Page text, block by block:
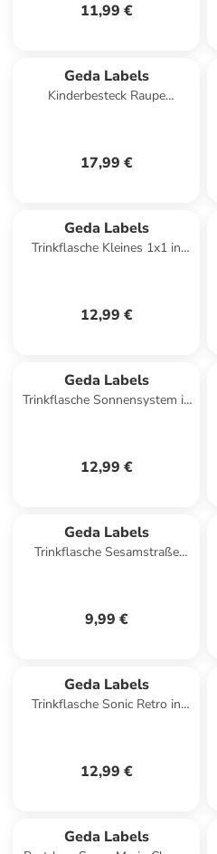
11,99 €
Geda Labels
Kinderbesteck Raupe
17,99 €
Geda Labels
Trinkflasche Kleines 1x1 in
12,99 €
Geda Labels
Trinkflasche Sonnensystem in
12,99 €
Geda Labels
Trinkflasche Sesamstraße
9,99 €
Geda Labels
Trinkflasche Sonic Retro in
12,99 €
Geda Labels